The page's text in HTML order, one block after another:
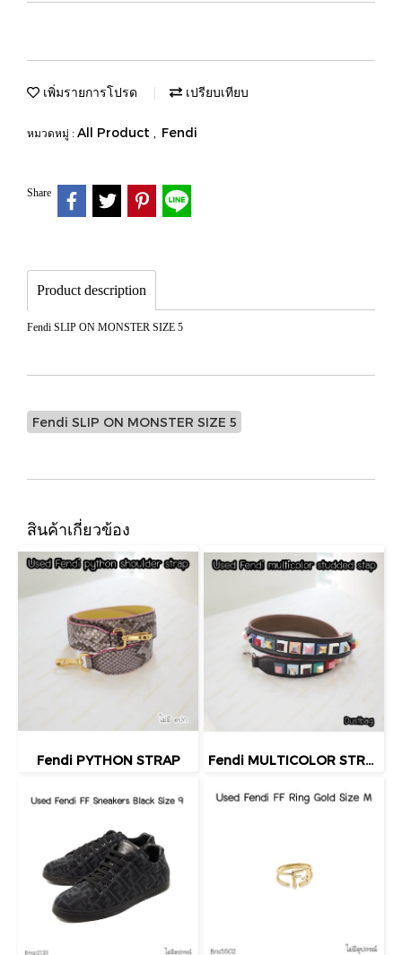
เพิ่มรายการโปรด เปรียบเทียบ
หมวดหมู่ : All Product , Fendi
Share
Product description
Fendi SLIP ON MONSTER SIZE 5
Fendi SLIP ON MONSTER SIZE 5
สินค้าเกี่ยวข้อง
Fendi PYTHON STRAP Fendi MULTICOLOR STRAP